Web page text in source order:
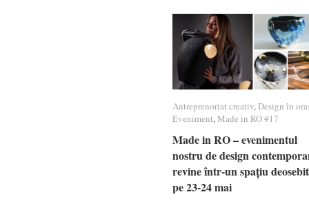
Antreprenoriat creativ,Design în
Eveniment,Made in RO #17
Made in RO – evenimentul
nostru de design
revine într-un spațiu
pe 23-24 mai
Antreprenoriat creativ Design în
Eveniment Made in RO #17
Made in RO – evenimentul
nostru de design
revine într-un spațiu
pe 23-24 mai